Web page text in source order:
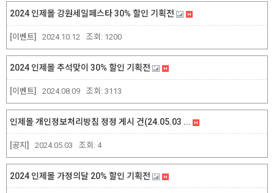
[이벤트]
2024 인제몰 강원세일페스타 30% 할인 기획전
2024.10.12 조회: 1200
[이벤트]
2024 인제몰 추석맞이 30% 할인 기획전
2024.08.09 조회: 3113
[공지]
인제몰 개인정보처리방침 정정 게시 건(24.05.03 ...
2024.05.03 조회: 4
2024 인제몰 가정의달 20% 할인 기획전